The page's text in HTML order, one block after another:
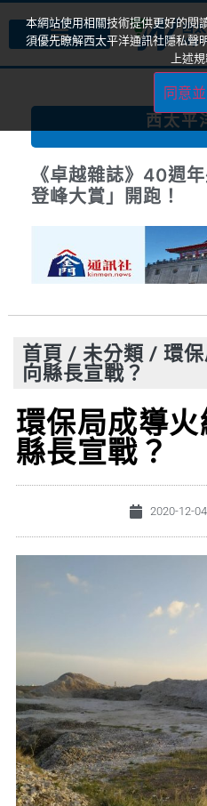
西太平
《卓越雜誌》40週
登峰大賞」開跑！
首頁 / 未分類 / 環
向縣長宣戰？
環保局成導
縣長宣戰？
2020-12-04
本網站使用相關技術提供更好的閱
須優先瞭解西太平洋通訊社隱私聲
上述
同意